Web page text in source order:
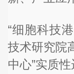
“细胞科技
技术研究院
中心”实质